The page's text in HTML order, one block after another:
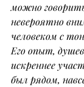
можно
невероятно
человеком с
Его опыт,
искреннее
был рядом,